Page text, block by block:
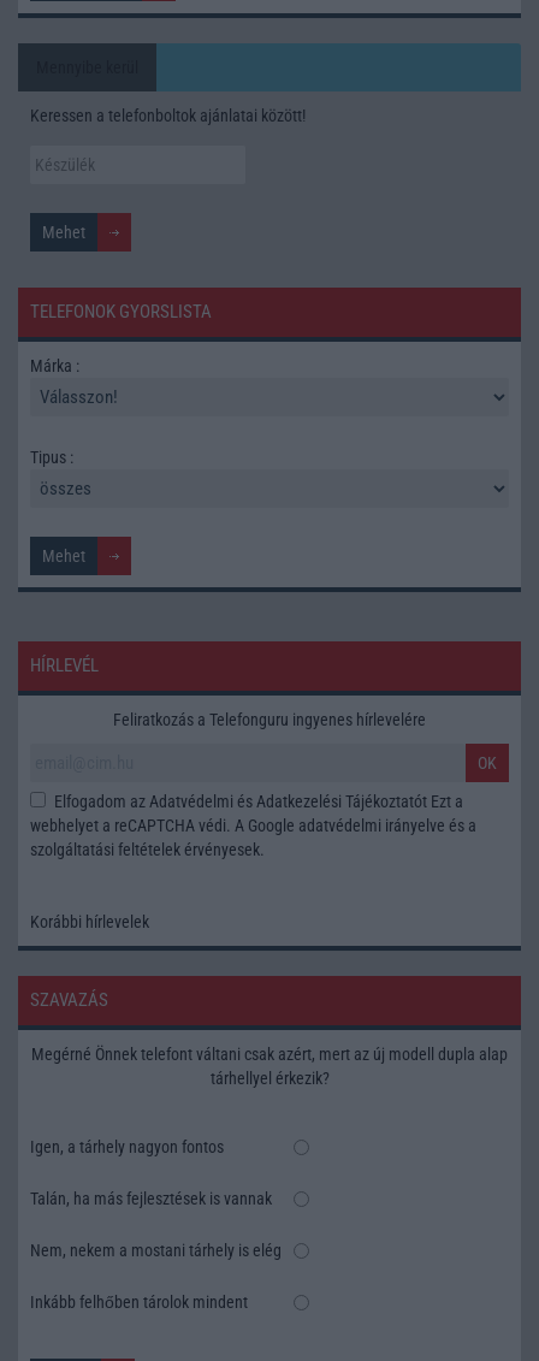
Keressen a telefonboltok ajánlatai között!
TELEFONOK GYORSLISTA
Márka :
Tipus :
HÍRLEVÉL
Feliratkozás a Telefonguru ingyenes hírlevelére
OK
Elfogadom az Adatvédelmi és Adatkezelési Tájékoztatót Ezt a
webhelyet a reCAPTCHA védi. A Google adatvédelmi irányelve és a
szolgáltatási feltételek érvényesek.
Korábbi hírlevelek
SZAVAZÁS
Megérné Önnek telefont váltani csak azért, mert az új modell dupla alap
tárhellyel érkezik?
Igen, a tárhely nagyon fontos
Talán, ha más fejlesztések is vannak
Nem, nekem a mostani tárhely is elég
Inkább felhőben tárolok mindent